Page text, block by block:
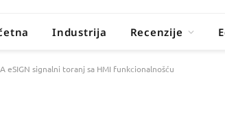
Industrija Recenzije
eSIGN signalni toranj sa HMI funkcionalnošću